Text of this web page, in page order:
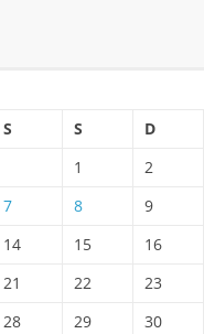
S S
D
1
2
7 8
9
14 15
16
21 22
23
28 29
30